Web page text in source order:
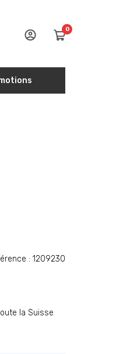
0
: 1209230
la Suisse